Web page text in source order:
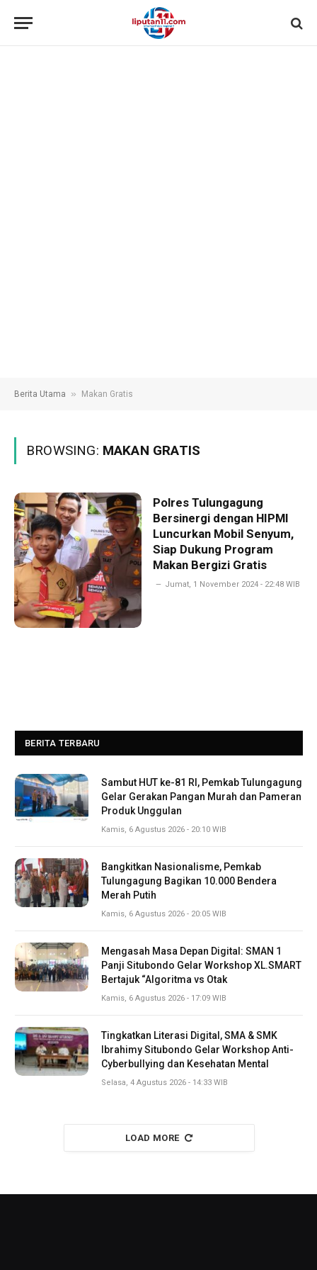
Berita Utama » Makan Gratis
BROWSING: MAKAN GRATIS
Polres Tulungagung
Bersinergi dengan HIPMI
Luncurkan Mobil Senyum,
Siap Dukung Program
Makan Bergizi Gratis
Jumat, 1 November 2024 - 22:48 WIB
BERITA TERBARU
Sambut HUT ke-81 RI, Pemkab Tulungagung
Gelar Gerakan Pangan Murah dan Pameran
Produk Unggulan
Kamis, 6 Agustus 2026 - 20:10 WIB
Bangkitkan Nasionalisme, Pemkab
Tulungagung Bagikan 10.000 Bendera
Merah Putih
Kamis, 6 Agustus 2026 - 20:05 WIB
Mengasah Masa Depan Digital: SMAN 1
Panji Situbondo Gelar Workshop XL.SMART
Bertajuk “Algoritma vs Otak
Kamis, 6 Agustus 2026 - 17:09 WIB
Tingkatkan Literasi Digital, SMA & SMK
Ibrahimy Situbondo Gelar Workshop Anti-
Cyberbullying dan Kesehatan Mental
Selasa, 4 Agustus 2026 - 14:33 WIB
LOAD MORE